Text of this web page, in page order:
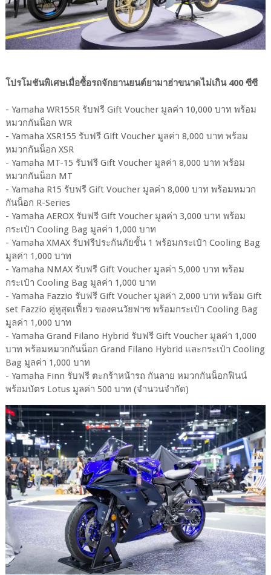
โปรโมชันพิเศษเมื่อซื้อรถจักยานยนต์ยามาฮ่าขนาดไม่เกิน 400 ซีซี
- Yamaha WR155R รับฟรี Gift Voucher มูลค่า 10,000 บาท พร้อม
หมวกกันน็อก WR
- Yamaha XSR155 รับฟรี Gift Voucher มูลค่า 8,000 บาท พร้อม
หมวกกันน็อก XSR
- Yamaha MT-15 รับฟรี Gift Voucher มูลค่า 8,000 บาท พร้อม
หมวกกันน็อก MT
- Yamaha R15 รับฟรี Gift Voucher มูลค่า 8,000 บาท พร้อมหมวก
กันน็อก R-Series
- Yamaha AEROX รับฟรี Gift Voucher มูลค่า 3,000 บาท พร้อม
กระเป๋า Cooling Bag มูลค่า 1,000 บาท
- Yamaha XMAX รับฟรีประกันภัยชั้น 1 พร้อมกระเป๋า Cooling Bag
มูลค่า 1,000 บาท
- Yamaha NMAX รับฟรี Gift Voucher มูลค่า 5,000 บาท พร้อม
กระเป๋า Cooling Bag มูลค่า 1,000 บาท
- Yamaha Fazzio รับฟรี Gift Voucher มูลค่า 2,000 บาท พร้อม Gift
set Fazzio คู่หูสุดเฟี้ยว ของคนวัยฟาซ พร้อมกระเป๋า Cooling Bag
มูลค่า 1,000 บาท
- Yamaha Grand Filano Hybrid รับฟรี Gift Voucher มูลค่า 1,000
บาท พร้อมหมวกกันน็อก Grand Filano Hybrid และกระเป๋า Cooling
Bag มูลค่า 1,000 บาท
- Yamaha Finn รับฟรี ตะกร้าหน้ารถ กันลาย หมวกกันน็อกฟินน์
พร้อมบัตร Lotus มูลค่า 500 บาท (จำนวนจำกัด)